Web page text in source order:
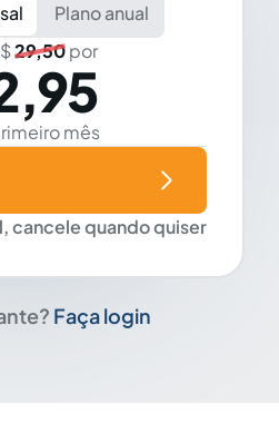
Plano anual
29,50por
mês
cancele quando quiser
Faça login